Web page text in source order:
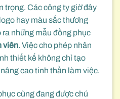
trọng. Các công ty giờ đây
hay màu sắc thương
những mẫu đồng phục
viên. Việc cho phép nhân
thiết kế không chỉ tạo
cao tinh thần làm việc.
cũng đang được chú